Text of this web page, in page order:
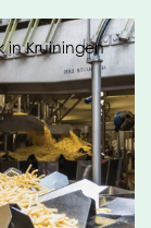
in Kruiningen